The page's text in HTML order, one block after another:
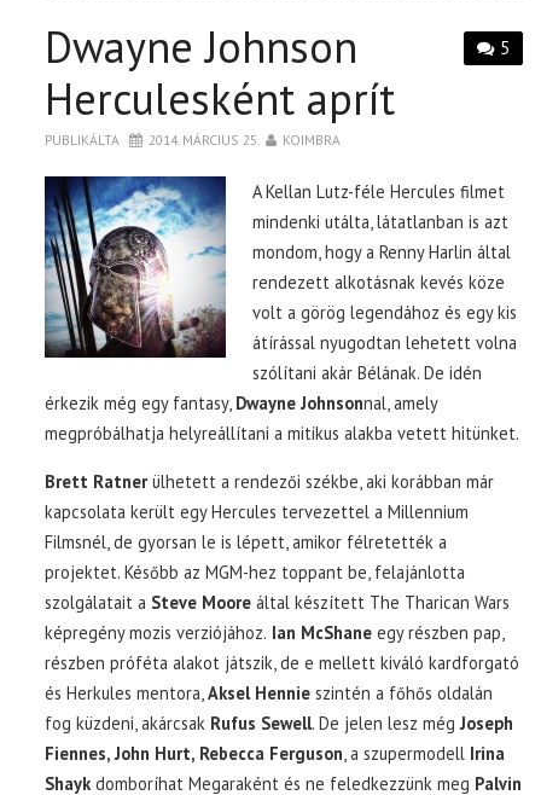
5
Dwayne Johnson
Herculesként aprít
PUBLIKÁLTA 2014. MÁRCIUS 25. KOIMBRA
A Kellan Lutz-féle Hercules filmet
mindenki utálta, látatlanban is azt
mondom, hogy a Renny Harlin által
rendezett alkotásnak kevés köze
volt a görög legendához és egy kis
átírással nyugodtan lehetett volna
szólítani akár Bélának. De idén
érkezik még egy fantasy, Dwayne Johnsonnal, amely
megpróbálhatja helyreállítani a mitikus alakba vetett hitünket.
Brett Ratnerülhetett a rendezői székbe, aki korábban már
kapcsolata került egy Hercules tervezettel a Millennium
Filmsnél, de gyorsan le is lépett, amikor félretették a
projektet. Később az MGM-hez toppant be, felajánlotta
szolgálatait a Steve Moore által készített The Tharican Wars
képregény mozis verziójához. Ian McShane egy részben pap,
részben próféta alakot játszik, de e mellett kiváló kardforgató
és Herkules mentora, Aksel Hennie szintén a főhős oldalán
fog küzdeni, akárcsak Rufus Sewell. De jelen lesz még Joseph
Fiennes, John Hurt, Rebecca Ferguson , a szupermodell Irina
Shayk domboríhat Megaraként és ne feledkezzünk meg Palvin